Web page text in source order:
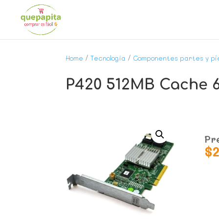
Home /Tecnología / Componentes partes y
P420 512MB Cache
$